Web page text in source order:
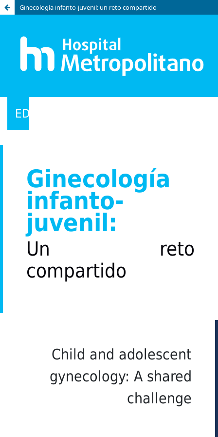
Ginecología infanto-juvenil: un reto compartido